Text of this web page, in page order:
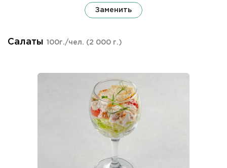
Заменить
Салаты 100г./чел. (2 000 г.)